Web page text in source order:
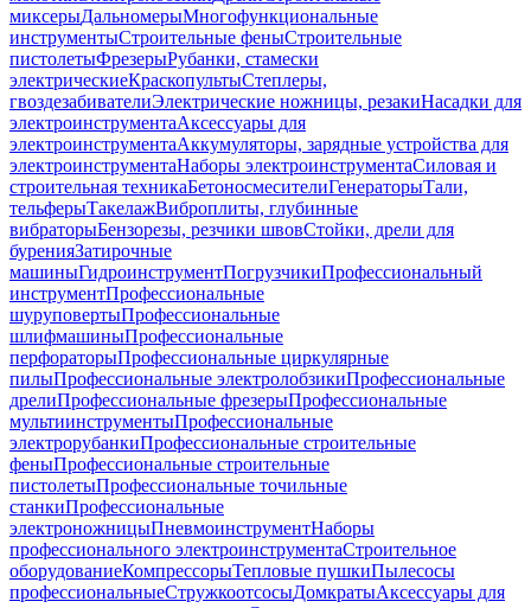
миксерыДальномерыМногофункциональные
инструментыСтроительные феныСтроительные
пистолетыФрезерыРубанки, стамески
электрическиеКраскопультыСтеплеры,
гвоздезабивателиЭлектрические ножницы, резакиНасадки для
электроинструментаАксессуары для
электроинструментаАккумуляторы, зарядные устройства для
электроинструментаНаборы электроинструментаСиловая и
строительная техникаБетоносмесителиГенераторыТали,
тельферыТакелажВиброплиты, глубинные
вибраторыБензорезы, резчики швовСтойки, дрели для
буренияЗатирочные
машиныГидроинструментПогрузчикиПрофессиональный
инструментПрофессиональные
шуруповертыПрофессиональные
шлифмашиныПрофессиональные
перфораторыПрофессиональные циркулярные
пилыПрофессиональные электролобзикиПрофессиональные
дрелиПрофессиональные фрезерыПрофессиональные
мультиинструментыПрофессиональные
электрорубанкиПрофессиональные строительные
феныПрофессиональные строительные
пистолетыПрофессиональные точильные
станкиПрофессиональные
электроножницыПневмоинструментНаборы
профессионального электроинструментаСтроительное
оборудованиеКомпрессорыТепловые пушкиПылесосы
профессиональныеСтружкоотсосыДомкратыАксессуары для